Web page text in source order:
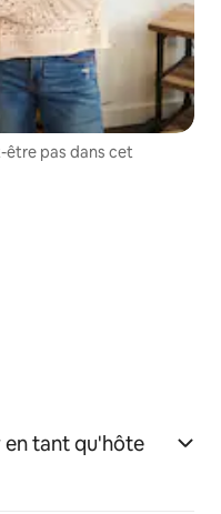
être pas dans cet
en tant qu'hôte